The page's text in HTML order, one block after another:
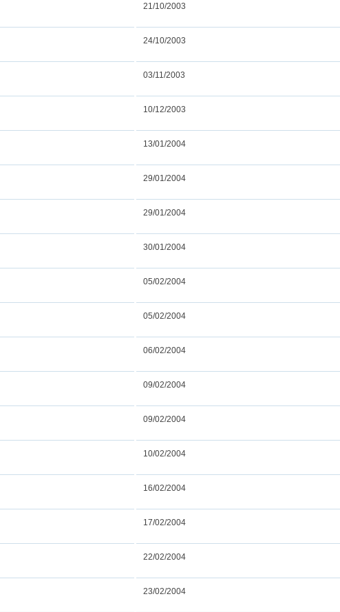
21/10/2003
24/10/2003
03/11/2003
10/12/2003
13/01/2004
29/01/2004
29/01/2004
30/01/2004
05/02/2004
05/02/2004
06/02/2004
09/02/2004
09/02/2004
10/02/2004
16/02/2004
17/02/2004
22/02/2004
23/02/2004